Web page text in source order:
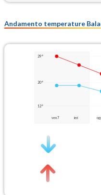
Andamento temperature
29°
20°
12°
ven 7 ieri